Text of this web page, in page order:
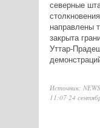
северные
направлены
закрыта
Уттар-
Источник:
11:07 24